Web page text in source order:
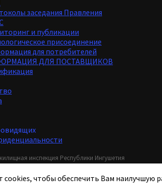
заседания Правления
и публикации
присоединение
для потребителей
ДЛЯ ПОСТАВЩИКОВ
инспекция Республики Ингушетия
cookies, чтобы обеспечить Вам наилучшую